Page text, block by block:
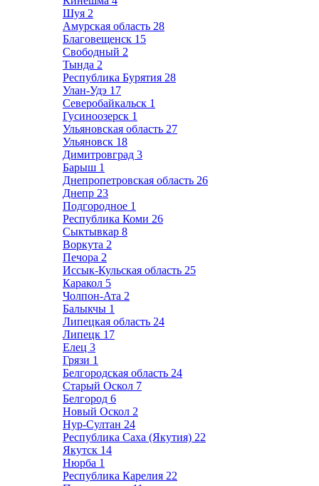
Шуя 2
Амурская область 28
Благовещенск 15
Свободный 2
Тында 2
Республика Бурятия 28
Улан-Удэ 17
Северобайкальск 1
Гусиноозерск 1
Ульяновская область 27
Ульяновск 18
Димитровград 3
Барыш 1
Днепропетровская область 26
Днепр 23
Подгородное 1
Республика Коми 26
Сыктывкар 8
Воркута 2
Печора 2
Иссык-Кульская область 25
Каракол 5
Чолпон-Ата 2
Балыкчы 1
Липецкая область 24
Липецк 17
Елец 3
Грязи 1
Белгородская область 24
Старый Оскол 7
Белгород 6
Новый Оскол 2
Нур-Султан 24
Республика Саха (Якутия) 22
Якутск 14
Нюрба 1
Республика Карелия 22